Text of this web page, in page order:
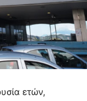
ετών,